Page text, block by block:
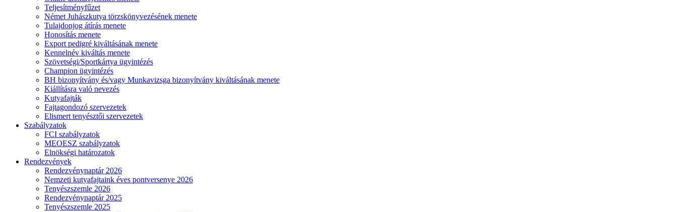
Teljesítményfűzet
Német Juhászkutya törzskönyvezésének menete
Tulajdonjog átírás menete
Honosítás menete
Export pedigré kiváltásának menete
Kennelnév kiváltás menete
Szövetségi/Sportkártya ügyintézés
Champion ügyintézés
BH bizonyítvány és/vagy Munkavizsga bizonyítvány kiváltásának menete
Kiállításra való nevezés
Kutyafajták
Fajtagondozó szervezetek
Elismert tenyésztői szervezetek
Szabályzatok
FCI szabályzatok
MEOESZ szabályzatok
Elnökségi határozatok
Rendezvények
Rendezvénynaptár 2026
Nemzeti kutyafajtaink éves pontversenye 2026
Tenyészszemle 2026
Rendezvénynaptár 2025
Tenyészszemle 2025